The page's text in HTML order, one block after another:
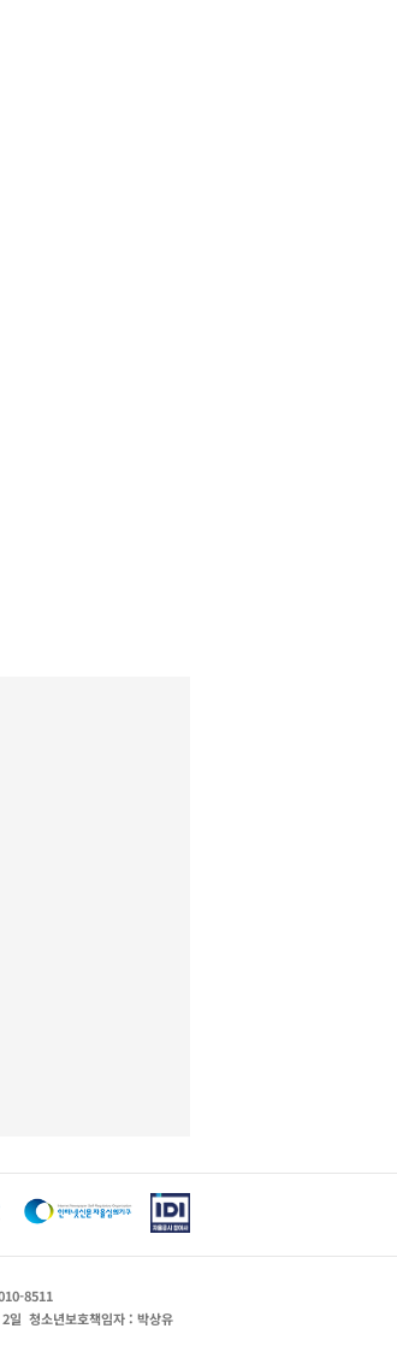
8511
일 청소년보호책임자 : 박상유